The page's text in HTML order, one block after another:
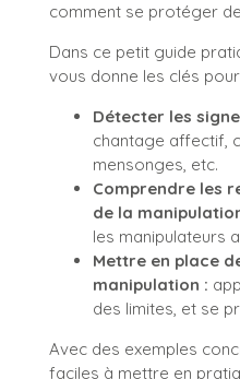
comment se protéger
Dans ce petit guide
vous donne les clés
Détecter les
chantage affectif,
mensonges, etc.
Comprendre les
de la
les manipulateurs
Mettre en place
manipulation :
des limites, et se
Avec des exemples
faciles à mettre en